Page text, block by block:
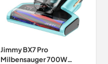
Jimmy BX7 Pro
Milbensauger 700W